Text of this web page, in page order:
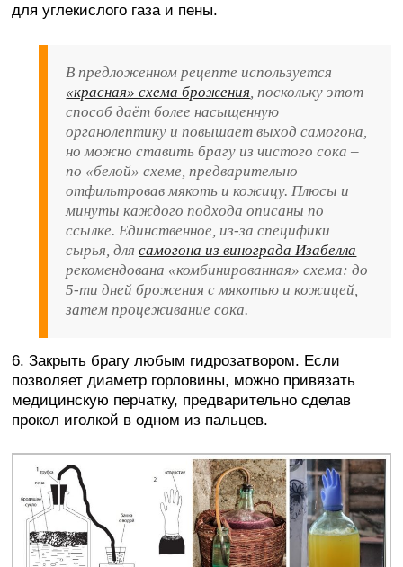
для углекислого газа и пены.
В предложенном рецепте используется
«красная» схема брожения, поскольку этот
способ даёт более насыщенную
органолептику и повышает выход самогона,
но можно ставить брагу из чистого сока –
по «белой» схеме, предварительно
отфильтровав мякоть и кожицу. Плюсы и
минуты каждого подхода описаны по
ссылке. Единственное, из-за специфики
сырья, длясамогона из винограда Изабелла
рекомендована «комбинированная» схема: до
5-ти дней брожения с мякотью и кожицей,
затем процеживание сока.
6. Закрыть брагу любым гидрозатвором. Если
позволяет диаметр горловины, можно привязать
медицинскую перчатку, предварительно сделав
прокол иголкой в одном из пальцев.